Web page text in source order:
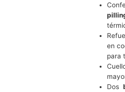
en
para
Dos